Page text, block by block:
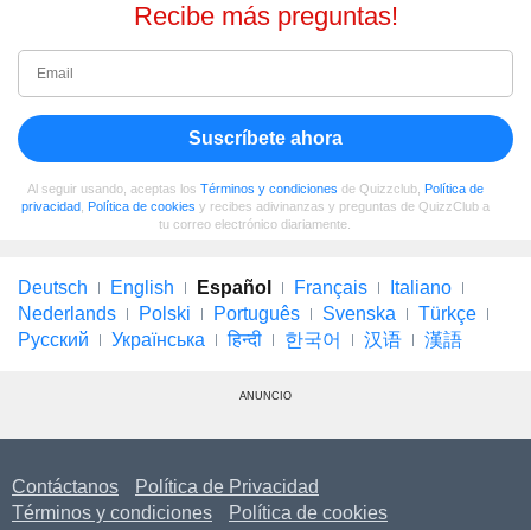
Recibe más preguntas!
Suscríbete ahora
Al seguir usando, aceptas los Términos y condiciones de Quizzclub, Política de
privacidad, Política de cookies y recibes adivinanzas y preguntas de QuizzClub a
tu correo electrónico diariamente.
Deutsch English Español Français
Italiano
Nederlands
Polski Português Svenska
Türkçe
Русский
Українська हिन्दी 한국어 汉语 漢語
ANUNCIO
Contáctanos
Política de Privacidad
Términos y condiciones
Política de cookies